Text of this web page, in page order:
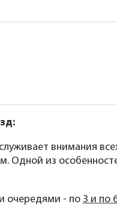
внимания
Одной из
очередями - по 3 и по